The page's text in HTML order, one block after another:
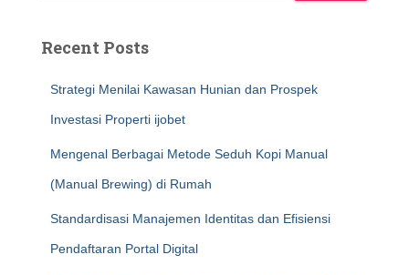
Recent Posts
Strategi Menilai Kawasan Hunian dan Prospek
Investasi Properti ijobet
Mengenal Berbagai Metode Seduh Kopi Manual
(Manual Brewing) di Rumah
Standardisasi Manajemen Identitas dan Efisiensi
Pendaftaran Portal Digital